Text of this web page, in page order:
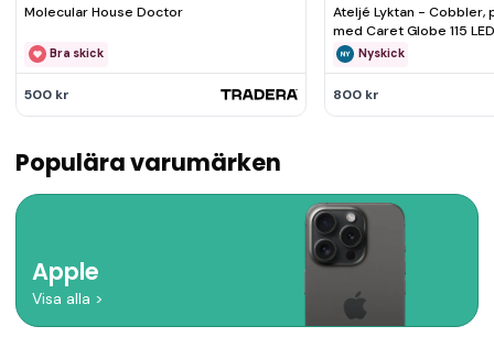
Molecular House Doctor
Bra skick
500 kr
Ateljé Lyktan - Cobbler,
med Caret Globe 115
Nyskick
800 kr
Populära varumärken
Apple
Visa alla >